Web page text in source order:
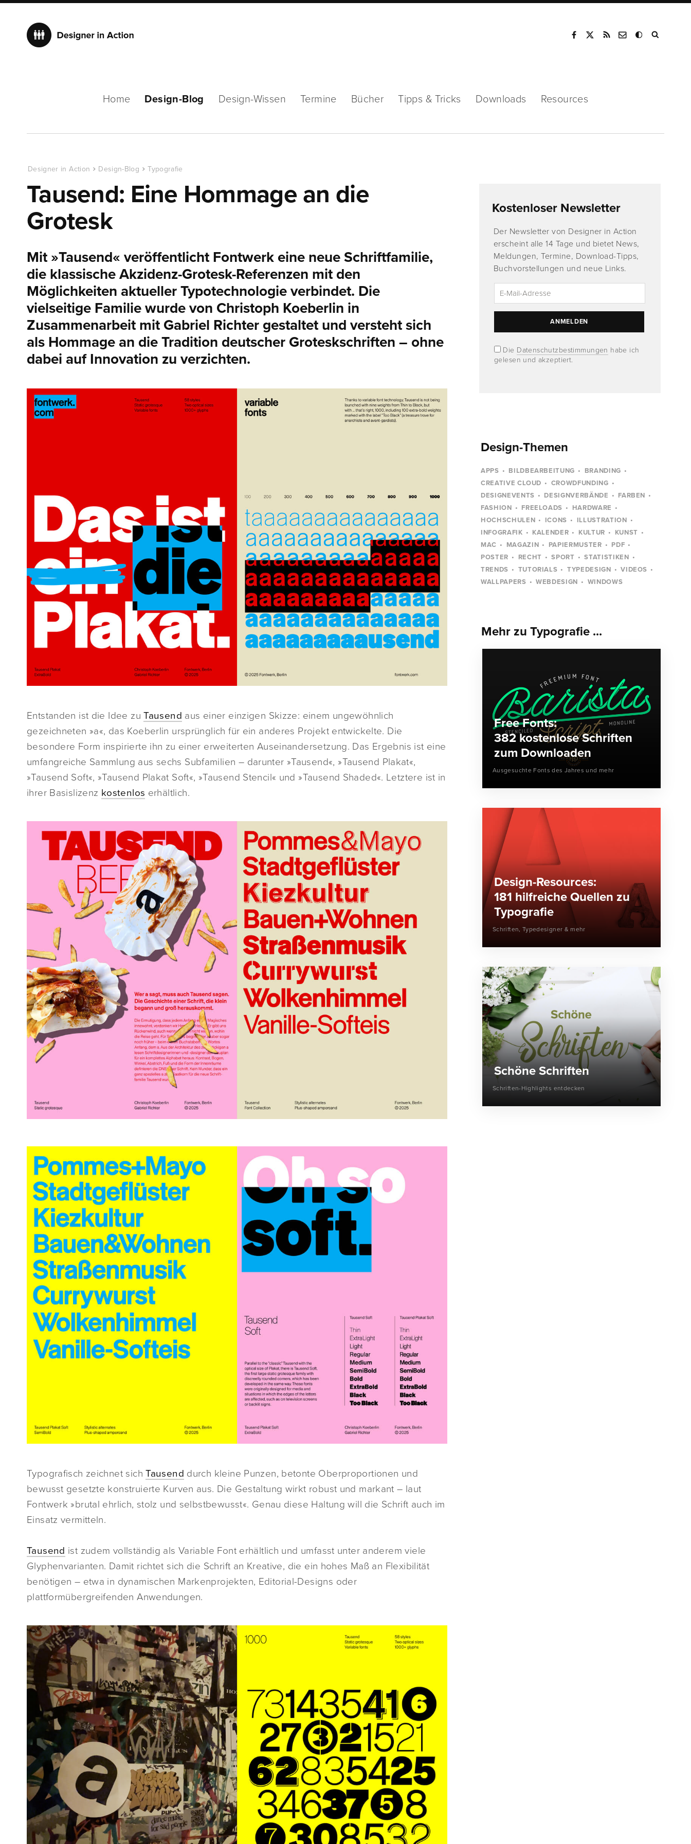
Home Design-Blog Design-Wissen Termine Bücher Tipps & Tricks Downloads Resources
Designer in Action Design-Blog Typografie
Tausend: Eine Hommage an die
Grotesk
Mit »Tausend« veröffentlicht Fontwerk eine neue Schriftfamilie,
die klassische Akzidenz-Grotesk-Referenzen mit den
Möglichkeiten aktueller Typotechnologie verbindet. Die
vielseitige Familie wurde von Christoph Koeberlin in
Zusammenarbeit mit Gabriel Richter gestaltet und versteht sich
als Hommage an die Tradition deutscher Groteskschriften – ohne
dabei auf Innovation zu verzichten.
Entstanden ist die Idee zuTausend aus einer einzigen Skizze: einem ungewöhnlich
gezeichneten »a«, das Koeberlin ursprünglich für ein anderes Projekt entwickelte. Die
besondere Form inspirierte ihn zu einer erweiterten Auseinandersetzung. Das Ergebnis ist eine
umfangreiche Sammlung aus sechs Subfamilien – darunter »Tausend«, »Tausend Plakat«,
»Tausend Soft«, »Tausend Plakat Soft«, »Tausend Stencil« und »Tausend Shaded«. Letztere ist in
ihrer Basislizenz kostenlos erhältlich.
Typografisch zeichnet sichTausend durch kleine Punzen, betonte Oberproportionen und
bewusst gesetzte konstruierte Kurven aus. Die Gestaltung wirkt robust und markant – laut
Fontwerk »brutal ehrlich, stolz und selbstbewusst«. Genau diese Haltung will die Schrift auch im
Einsatz vermitteln.
Tausend ist zudem vollständig als Variable Font erhältlich und umfasst unter anderem viele
Glyphenvarianten. Damit richtet sich die Schrift an Kreative, die ein hohes Maß an Flexibilität
benötigen – etwa in dynamischen Markenprojekten, Editorial-Designs oder
plattformübergreifenden Anwendungen.
Kostenloser Newsletter
Der Newsletter von Designer in Action
erscheint alle 14 Tage und bietet News,
Meldungen, Termine, Download-Tipps,
Buchvorstellungen und neue Links.
Die Datenschutzbestimmungen habe ich
gelesen und akzeptiert.
Design-Themen
APPS BILDBEARBEITUNG
BRANDING
CREATIVE CLOUD
CROWDFUNDING
DESIGNEVENTS
DESIGNVERBÄNDE
FARBEN
FASHION
FREELOADS
HARDWARE
HOCHSCHULEN
ICONS
ILLUSTRATION
INFOGRAFIK
KALENDER KULTUR
KUNST
MAC
MAGAZIN PAPIERMUSTER
PDF
POSTER
RECHT SPORT
STATISTIKEN
TRENDS
TUTORIALS TYPEDESIGN
VIDEOS
WALLPAPERS
WEBDESIGN WINDOWS
Mehr zu Typografie ...
Free Fonts:
382 kostenlose Schriften
zum Downloaden
Ausgesuchte Fonts des Jahres und mehr
Design-Resources:
181 hilfreiche Quellen zu
Typografie
Schriften, Typedesigner & mehr
Schöne Schriften
Schriften-Highlights entdecken